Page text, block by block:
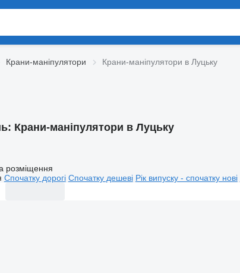
Крани-маніпулятори Крани-маніпулятори в Луцьку
Крани-маніпулятори в Луцьку
розміщення
Спочатку дорогі Спочатку дешеві Рік випуску - спочатку нові